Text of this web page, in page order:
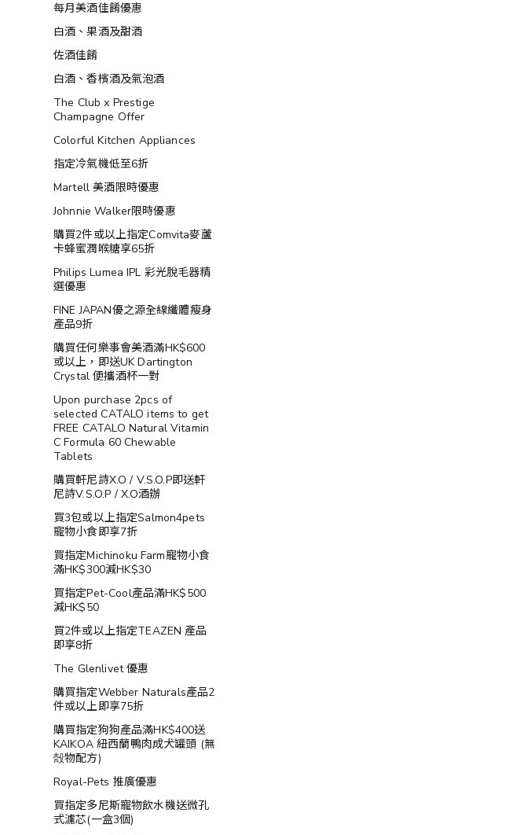
每月美酒佳餚優惠
白酒、果酒及甜酒
佐酒佳餚
白酒、香檳酒及氣泡酒
The Club x Prestige
Champagne Offer
Colorful Kitchen Appliances
指定冷氣機低至6折
Martell 美酒限時優惠
Johnnie Walker限時優惠
購買2件或以上指定Comvita麥蘆
卡蜂蜜潤喉糖享65折
Philips Lumea IPL 彩光脫毛器精
選優惠
FINE JAPAN優之源全線纖體瘦身
產品9折
購買任何樂事會美酒滿HK$600
或以上，即送UK Dartington
Crystal 便攜酒杯一對
Upon purchase 2pcs of
selected CATALO items to get
FREE CATALO Natural Vitamin
C Formula 60 Chewable
Tablets
購買軒尼詩X.O / V.S.O.P即送軒
尼詩V.S.O.P / X.O酒辦
買3包或以上指定Salmon4pets
寵物小食即享7折
買指定Michinoku Farm寵物小食
滿HK$300減HK$30
買指定Pet-Cool產品滿HK$500
減HK$50
買2件或以上指定TEAZEN 產品
即享8折
The Glenlivet 優惠
購買指定Webber Naturals產品2
件或以上即享75折
購買指定狗狗產品滿HK$400送
KAIKOA 紐西蘭鴨肉成犬罐頭 (無
殻物配方)
Royal-Pets 推廣優惠
買指定多尼斯寵物飲水機送微孔
式濾芯(一盒3個)